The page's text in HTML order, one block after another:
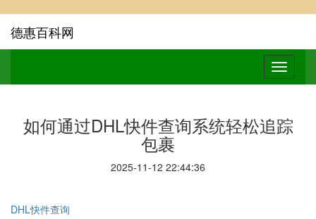
德惠百科网
如何通过DHL快件查询系统轻松追踪
包裹
2025-11-12 22:44:36
DHL快件查询